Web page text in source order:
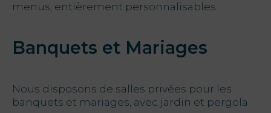
Localisation
menus, entièrement personnalisables.
Banquets et Mariages
Nous disposons de salles privées pour les
banquets et mariages, avec jardin et pergola.